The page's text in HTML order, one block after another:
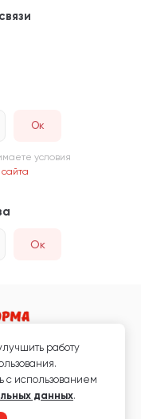
условия
Ок
и ветаптека
не является публичной
работу
с использованием
данных.